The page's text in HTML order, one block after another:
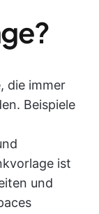
die immer
Beispiele
ist
und